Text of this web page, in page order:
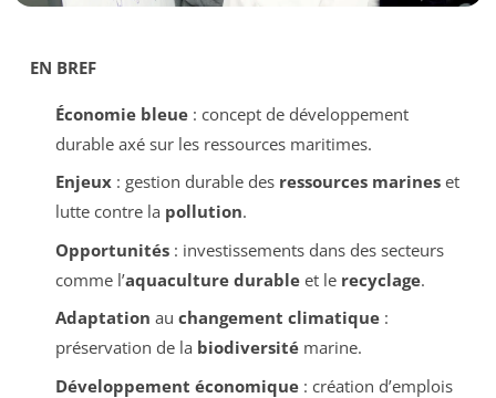
EN BREF
Économie bleue: concept de développement
durable axé sur les ressources maritimes.
Enjeux: gestion durable des ressources marineset
lutte contre la pollution.
Opportunités: investissements dans des secteurs
comme l’aquaculture durableet le recyclage.
Adaptation au changement climatique:
préservation de la biodiversitémarine.
Développement économique: création d’emplois